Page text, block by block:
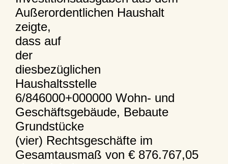
Außerordentlichen Haushalt
zeigte,
dass auf
der
diesbezüglichen
Haushaltsstelle
6/846000+000000 Wohn- und
Geschäftsgebäude, Bebaute
Grundstücke
(vier) Rechtsgeschäfte im
Gesamtausmaß von € 876.767,05